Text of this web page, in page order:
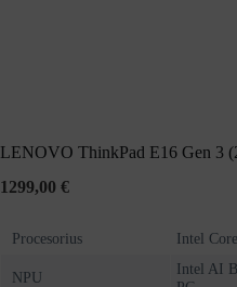
LENOVO ThinkPad E16 Gen 3
1299,00 €
Procesorius Intel
NPU
Intel AI